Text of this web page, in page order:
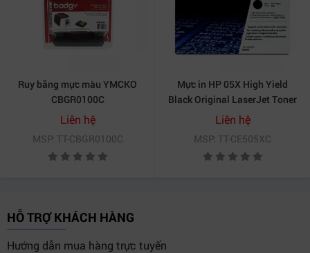
Ruy băng mực màu YMCKO
CBGR0100C
Liên hệ
MSP: TT-CBGR0100C
Mực in HP 05X High Yield
Black Original LaserJet Toner
Cartridge - CE505XC
Liên hệ
MSP: TT-CE505XC
HỖ TRỢ KHÁCH HÀNG
Hướng dẫn mua hàng trực tuyến